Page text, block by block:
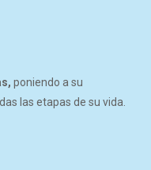
poniendo a su
las etapas de su vida.